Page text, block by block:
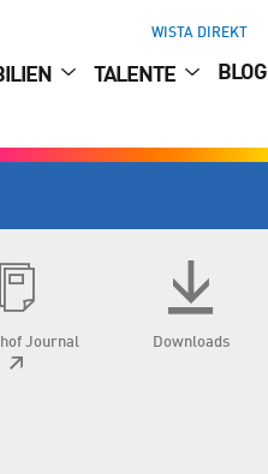
WISTA DIREKT
TALENTE BLOG
Journal Downloads